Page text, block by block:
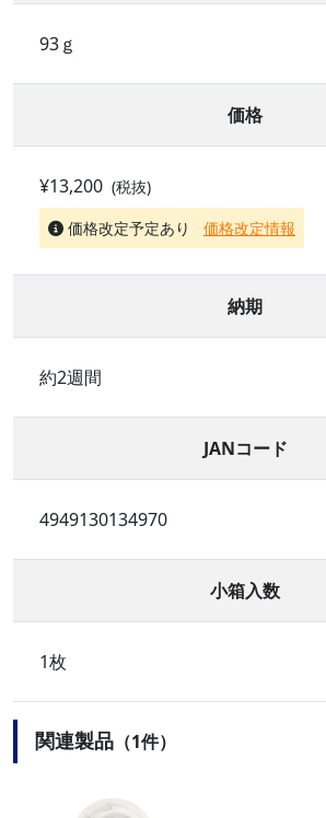
93ｇ
価格
¥13,200 (税抜)
価格改定予定あり
価格改定情報
納期
約2週間
JANコード
4949130134970
小箱入数
1枚
関連製品 （1件）